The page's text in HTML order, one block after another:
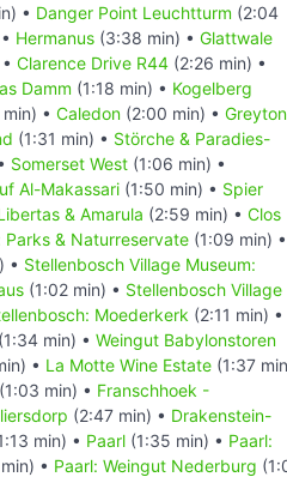
• Danger Point Leuchtturm (2:04
Hermanus (3:38 min) • Glattwale
Clarence Drive R44 (2:26 min) •
Damm (1:18 min) • Kogelberg
• Caledon (2:00 min) •
(1:31 min) • Störche & Paradies-
Somerset West (1:06 min) •
Al-Makassari (1:50 min) • Spier
& Amarula (2:59 min) • Clos
Parks & Naturreservate (1:09 min) •
• Stellenbosch Village Museum:
(1:02 min) • Stellenbosch Village
Moederkerk (2:11 min) •
(1:34 min) • Weingut Babylonstoren
• La Motte Wine Estate (1:37
(1:03 min) • Franschhoek -
(2:47 min) • Drakenstein-
min) • Paarl (1:35 min) • Paarl:
• Paarl: Weingut Nederburg